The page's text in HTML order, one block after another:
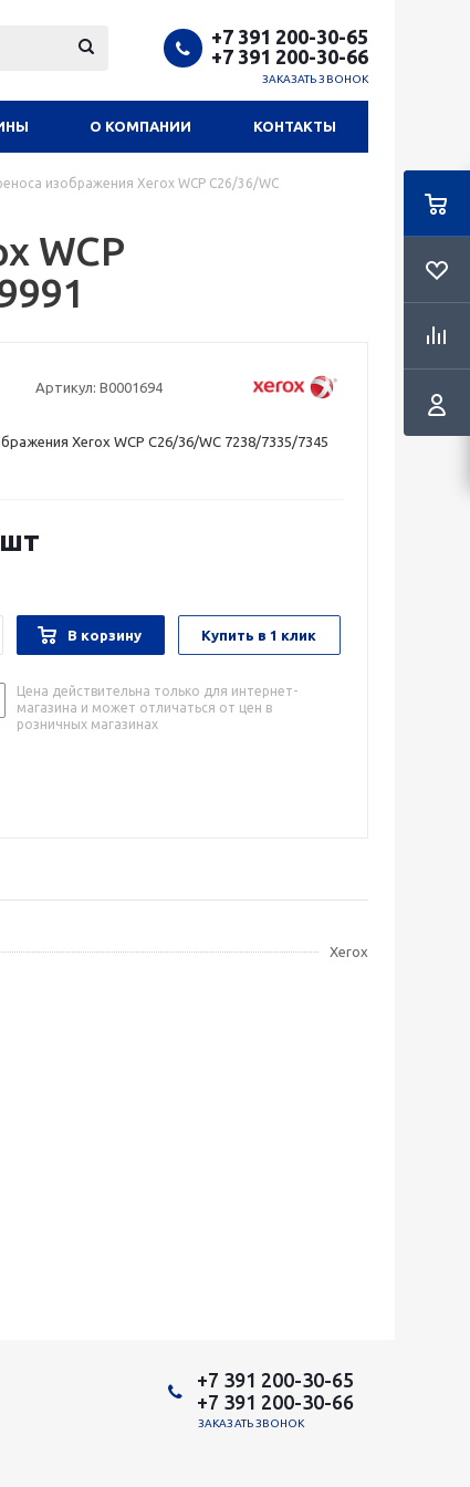
+7 391 200-30-65
+7 391 200-30-66
ЗАКАЗАТЬ ЗВОНОК
О КОМПАНИИ КОНТАКТЫ
изображения Xerox WCP C26/36/WC
WCP
Артикул: В0001694
Xerox WCP C26/36/WC 7238/7335/7345
В корзину Купить в 1 клик
Цена действительна только для интернет-
магазина и может отличаться от цен в
розничных магазинах
Xerox
+7 391 200-30-65
+7 391 200-30-66
ЗАКАЗАТЬ ЗВОНОК